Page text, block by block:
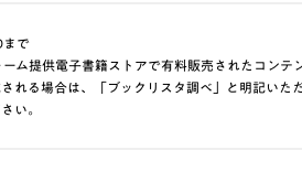
で
ム提供電子書籍ストアで有料販売されたコンテ
れる場合は、「ブックリスタ調べ」と明記いた
い。